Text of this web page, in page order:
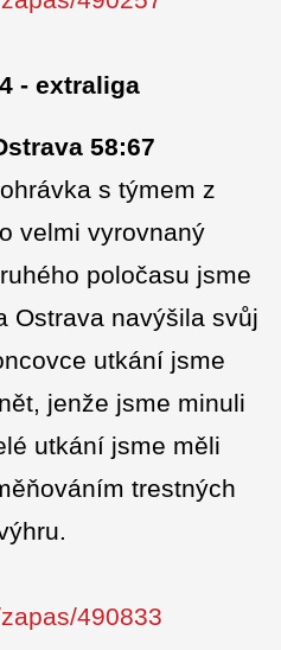
- extraliga
58:67
s týmem z
velmi vyrovnaný
poločasu jsme
Ostrava navýšila svůj
utkání jsme
jenže jsme minuli
utkání jsme měli
trestných
490833